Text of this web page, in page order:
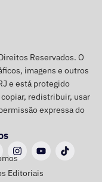
pretende obter a
considerados
ilegalidades e a
a publicar
30 dias, além de
ter suportado
Reservados. O
imagens e outros
e está protegido
redistribuir, usar
expressa do
Editoriais